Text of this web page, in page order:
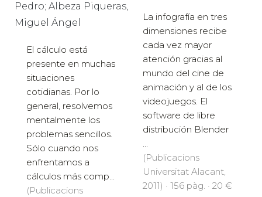
Pedro; Albeza Piqueras,
Miguel Ángel
El cálculo está
presente en muchas
situaciones
cotidianas. Por lo
general, resolvemos
mentalmente los
problemas sencillos.
Sólo cuando nos
enfrentamos a
cálculos más comp...
(Publicacions
La infografía en tres
dimensiones recibe
cada vez mayor
atención gracias al
mundo del cine de
animación y al de los
videojuegos. El
software de libre
distribución Blender
...
(Publicacions
Universitat Alacant,
2011) · 156 pàg. · 20 €